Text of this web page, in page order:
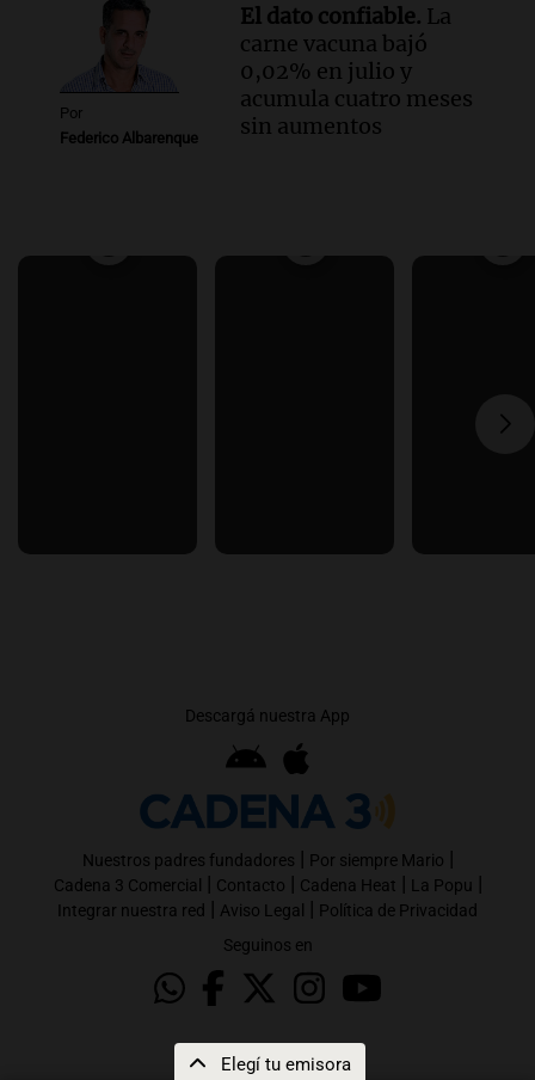
Elegí tu emisora
Por
Federico Albarenque
El dato confiable. La
carne vacuna bajó
0,02% en julio y
acumula cuatro meses
sin aumentos
Descargá nuestra App
Nuestros padres fundadores | Por siempre Mario |
Cadena 3 Comercial | Contacto | Cadena Heat | La Popu |
Integrar nuestra red | Aviso Legal | Política de Privacidad
Seguinos en